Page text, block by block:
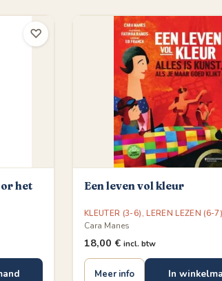
het
♡
Een leven vol kleur
KLEUTER (3-6),LEREN LEZEN (6-7)
Cara Manes
18,00 € incl. btw
Meer info In